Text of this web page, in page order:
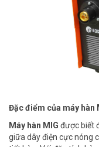
Đặc điểm của máy hàn
Máy hàn MIG được biết
giữa dây điện cực nóng